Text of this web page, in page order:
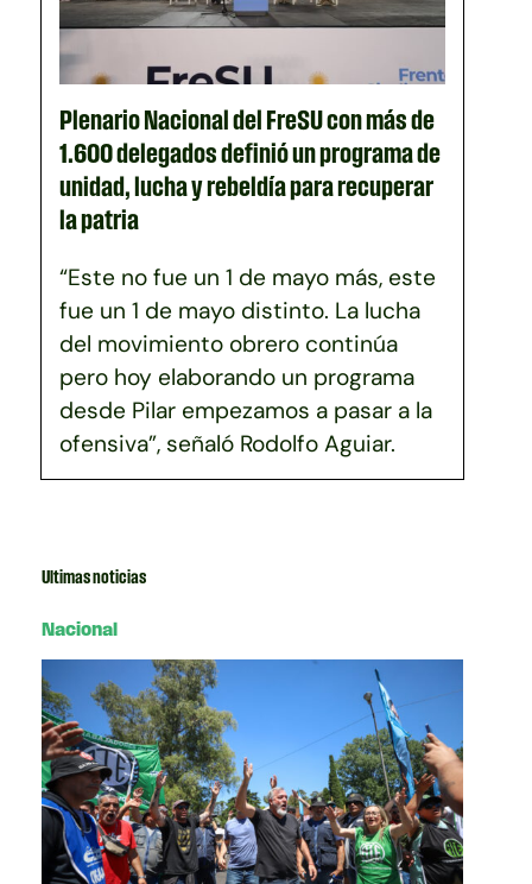
Plenario Nacional del FreSU con más de
1.600 delegados definió un programa de
unidad, lucha y rebeldía para recuperar
la patria
“Este no fue un 1 de mayo más, este
fue un 1 de mayo distinto. La lucha
del movimiento obrero continúa
pero hoy elaborando un programa
desde Pilar empezamos a pasar a la
ofensiva”, señaló Rodolfo Aguiar.
Ultimas noticias
Nacional